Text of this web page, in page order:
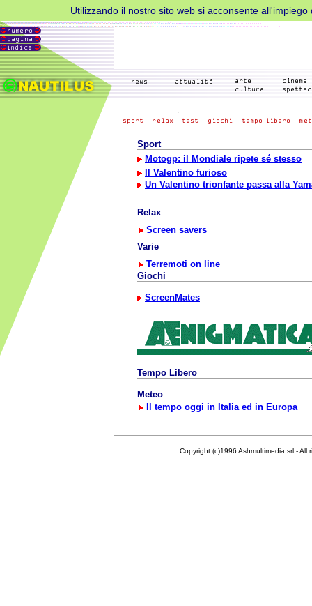
Utilizzando il nostro sito web si acconsente
Sport
Motogp: il Mondiale ripete sé stesso
Il Valentino furioso
Un Valentino trionfante passa alla
Relax
Screen savers
Varie
Terremoti on line
Giochi
ScreenMates
Tempo Libero
Meteo
Il tempo oggi in Italia ed in Europa
Copyright (c)1996 Ashmultimedia srl - All